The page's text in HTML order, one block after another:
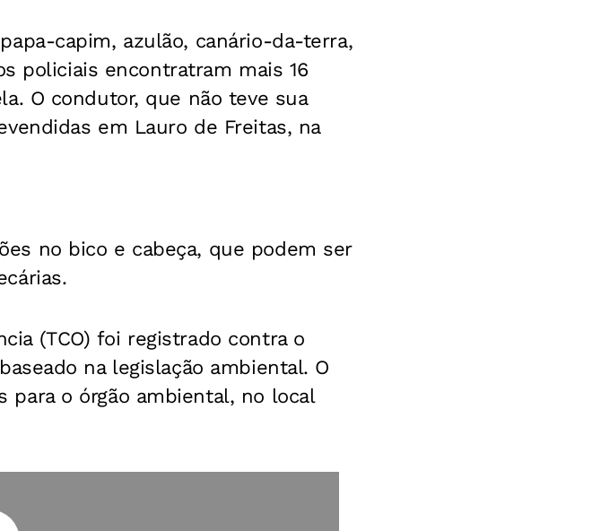
capim, azulão, canário-da-terra,
policiais encontratram mais 16
O condutor, que não teve sua
em Lauro de Freitas, na
no bico e cabeça, que podem ser
(TCO) foi registrado contra o
na legislação ambiental. O
para o órgão ambiental, no local